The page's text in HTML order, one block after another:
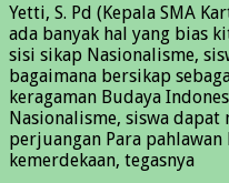
Yetti, S. Pd (Kepala SMA
ada banyak hal yang bias
sisi sikap Nasionalisme,
bagaimana bersikap
keragaman Budaya
Nasionalisme, siswa dapat
perjuangan Para
kemerdekaan, tegasnya